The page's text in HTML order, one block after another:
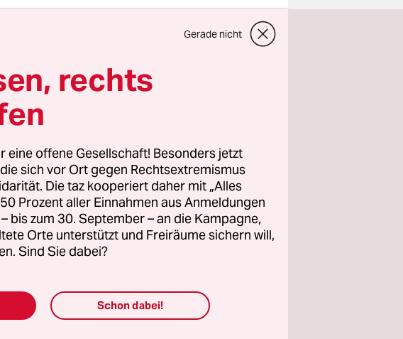
sie am
die Preise für Rohöl
Dollar für ein Fass
noch der niedrigste
Fass noch bei über
Schuld daran ist
Sie kann sich
Das Ölkartell ist
Gerade nicht
rechts
eine offene Gesellschaft! Besonders jetzt
sich vor Ort gegen Rechtsextremismus
Die taz kooperiert daher mit „Alles
Prozent aller Einnahmen aus Anmeldungen
bis zum 30. September – an die Kampagne,
Orte unterstützt und Freiräume sichern will,
Sind Sie dabei?
Schon dabei!